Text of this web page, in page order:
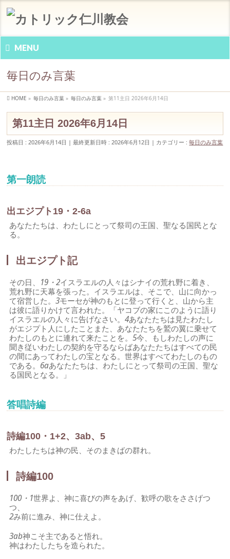
MENU
毎日のみ言葉
HOME » 毎日のみ言葉 » 毎日のみ言葉 » 第11主日 2026年6月14日
第11主日 2026年6月14日
投稿日 : 2026年6月14日 最終更新日時 : 2026年6月12日 カテゴリー :毎日のみ言葉
第一朗読
出エジプト19・2-6a
あなたたちは、わたしにとって祭司の王国、聖なる国民とな
る。
出エジプト記
その日、 19・2イスラエルの人々はシナイの荒れ野に着き、
荒れ野に天幕を張った。イスラエルは、そこで、山に向かっ
て宿営した。3モーセが神のもとに登って行くと、山から主
は彼に語りかけて言われた。「ヤコブの家にこのように語り
イスラエルの人々に告げなさい。4あなたたちは見たわたし
がエジプト人にしたことまた、あなたたちを鷲の翼に乗せて
わたしのもとに連れて来たことを。5今、もしわたしの声に
聞き従いわたしの契約を守るならばあなたたちはすべての民
の間にあってわたしの宝となる。世界はすべてわたしのもの
である。 6aあなたたちは、わたしにとって祭司の王国、聖な
る国民となる。」
答唱詩編
詩編100・1+2、3ab、5
わたしたちは神の民、そのまきばの群れ。
詩編100
100・1世界よ、神に喜びの声をあげ、歓呼の歌をささげつ
つ、
2み前に進み、神に仕えよ。
3ab神こそ主であると悟れ。
神はわたしたちを造られた。